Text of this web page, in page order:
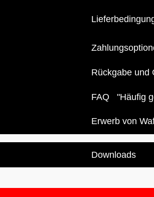
Rückgabe und
FAQ "Häufig
Erwerb von
Downloads